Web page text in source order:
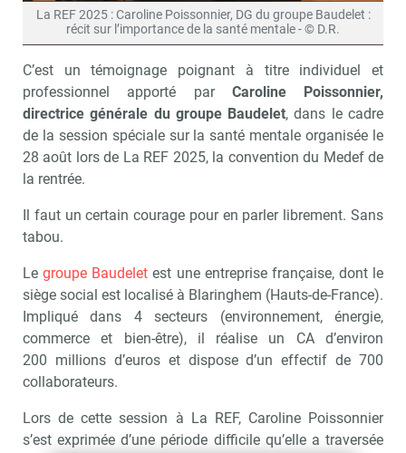
La REF 2025 : Caroline Poissonnier, DG du groupe Baudelet :
récit sur l’importance de la santé mentale - © D.R.
C’est un témoignage poignant à titre individuel et
professionnel apporté par Caroline Poissonnier,
directrice générale du groupe Baudelet, dans le cadre
de la session spéciale sur la santé mentale organisée le
28 août lors de La REF 2025, la convention du Medef de
la rentrée.
Il faut un certain courage pour en parler librement. Sans
tabou.
Legroupe Baudelet est une entreprise française, dont le
siège social est localisé à Blaringhem (Hauts-de-France).
Impliqué dans 4 secteurs (environnement, énergie,
commerce et bien-être), il réalise un CA d’environ
200 millions d’euros et dispose d’un effectif de 700
collaborateurs.
Lors de cette session à La REF, Caroline Poissonnier
s’est exprimée d’une période difficile qu’elle a traversée